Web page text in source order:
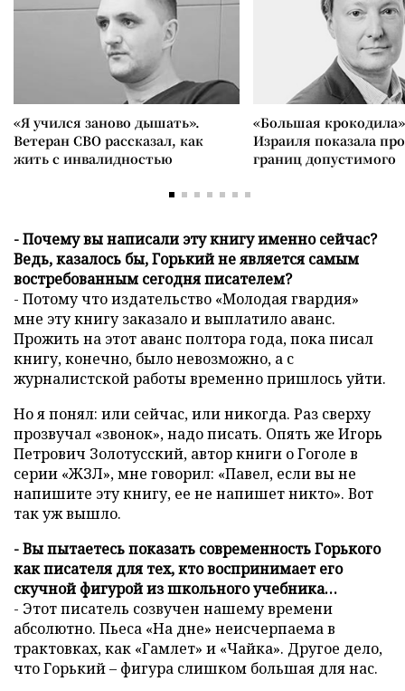
«Я учился заново дышать».
Ветеран СВО рассказал, как
жить с инвалидностью
«Большая
Израиля показала
границ допустимого
- Почему вы написали эту книгу именно сейчас?
Ведь, казалось бы, Горький не является самым
востребованным сегодня писателем?
- Потому что издательство «Молодая гвардия»
мне эту книгу заказало и выплатило аванс.
Прожить на этот аванс полтора года, пока писал
книгу, конечно, было невозможно, а с
журналистской работы временно пришлось уйти.
Но я понял: или сейчас, или никогда. Раз сверху
прозвучал «звонок», надо писать. Опять же Игорь
Петрович Золотусский, автор книги о Гоголе в
серии «ЖЗЛ», мне говорил: «Павел, если вы не
напишите эту книгу, ее не напишет никто». Вот
так уж вышло.
- Вы пытаетесь показать современность Горького
как писателя для тех, кто воспринимает его
скучной фигурой из школьного учебника…
- Этот писатель созвучен нашему времени
абсолютно. Пьеса «На дне» неисчерпаема в
трактовках, как «Гамлет» и «Чайка». Другое дело,
что Горький – фигура слишком большая для нас.